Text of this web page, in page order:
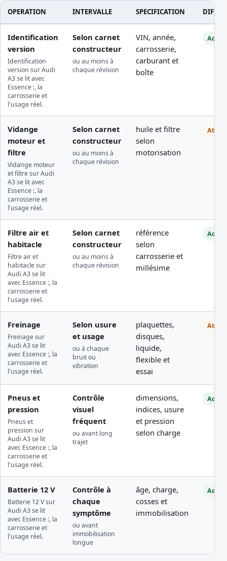
OPERATION INTERVALLE SPECIFICATION
Identification
version
Identification
version sur Audi
A3 se lit avec
Essence :, la
carrosserie et
l'usage réel.
Selon carnet
constructeur
ou au moins à
chaque révision
VIN, année,
carrosserie,
carburant et
boîte
Vidange
moteur et
filtre
Vidange moteur
et filtre sur Audi
A3 se lit avec
Essence :, la
carrosserie et
l'usage réel.
Selon carnet
constructeur
ou au moins à
chaque révision
huile et filtre
selon
motorisation
Filtre air et
habitacle
Filtre air et
habitacle sur
Audi A3 se lit
avec Essence :, la
carrosserie et
l'usage réel.
Selon carnet
constructeur
ou au moins à
chaque révision
référence
selon
carrosserie et
millésime
Freinage
Freinage sur
Audi A3 se lit
avec Essence :, la
carrosserie et
l'usage réel.
Selon usure
et usage
ou à chaque
bruit ou
vibration
plaquettes,
disques,
liquide,
flexible et
essai
Pneus et
pression
Pneus et
pression sur
Audi A3 se lit
avec Essence :, la
carrosserie et
l'usage réel.
Contrôle
visuel
fréquent
ou avant long
trajet
dimensions,
indices, usure
et pression
selon charge
Batterie 12 V
Batterie 12 V sur
Audi A3 se lit
avec Essence :, la
carrosserie et
l'usage réel.
Contrôle à
chaque
symptôme
ou avant
immobilisation
longue
âge, charge,
cosses et
immobilisation